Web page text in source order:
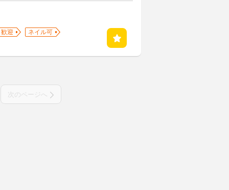
迎 ネイル可
次のページへ